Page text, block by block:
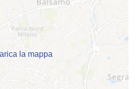
Associazione Sportiva Dilettantistica
gruppo di associazioni che possono
Associazione Sportiva Dilettantistica Sabina
in cui potrai trovare un ambiente
davvero amichevole il tuo tempo. Se
informarti sui loro corsi puoi recarti in sede o
sul bottone "Contattaci" presente nella
la mappa